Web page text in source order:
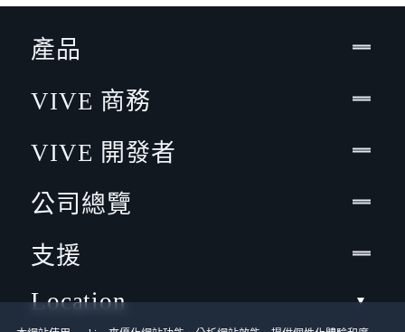
產品
VIVE 商務
VIVE 開發者
公司總覽
支援
Location